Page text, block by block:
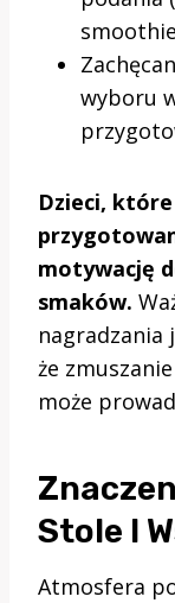
wyboru
Dzieci,
motywację
smaków.
nagradzania
że
może
Stole I
Atmosfera